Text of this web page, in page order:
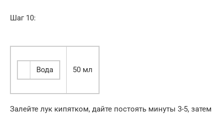
Шаг 10:
Вода 50 мл
Залейте лук кипятком, дайте постоять минуты 3-5, затем